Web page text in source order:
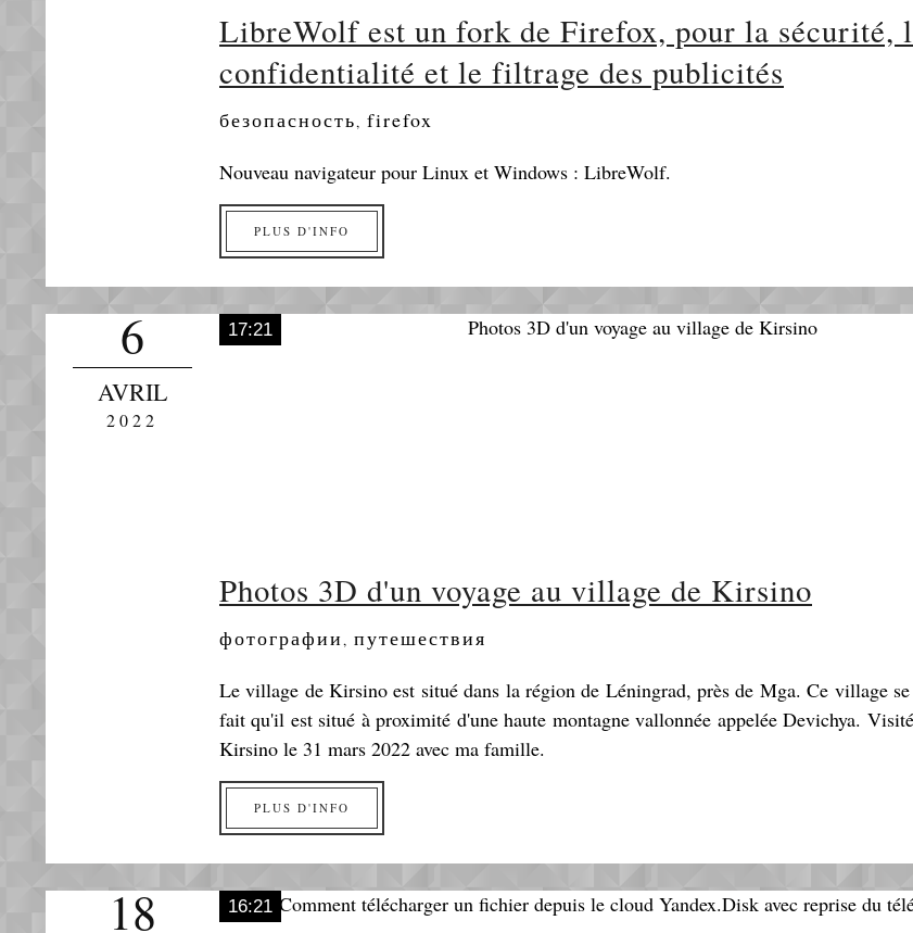
LibreWolf est un fork de Firefox, pour la sécurité,
confidentialité et le filtrage des publicités
безопасность, firefox
Nouveau navigateur pour Linux et Windows : LibreWolf.
PLUS D'INFO
6
AVRIL
2022
17:21
Photos 3D d'un voyage au village de Kirsino
фотографии, путешествия
Le village de Kirsino est situé dans la région de Léningrad, près de Mga. Ce village
fait qu'il est situé à proximité d'une haute montagne vallonnée appelée Devichya.
Kirsino le 31 mars 2022 avec ma famille.
PLUS D'INFO
18 16:21